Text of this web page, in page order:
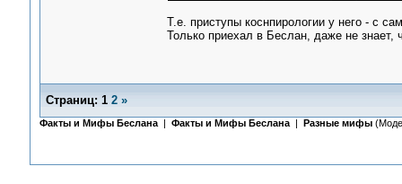
Т.е. приступы коснпирологии у него - с
Только приехал в Беслан, даже не знает,
Страниц: 1 2 »
Факты и Мифы Беслана| Факты и Мифы Беслана| Разные мифы